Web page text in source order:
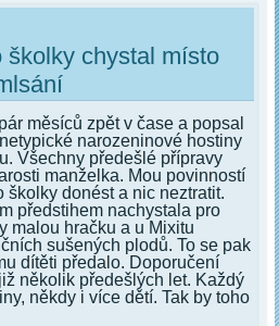
školky chystal místo
měsíců zpět v čase a popsal
narozeninové hostiny
Všechny předešlé přípravy
manželka. Mou povinností
školky donést a nic neztratit.
předstihem nachystala pro
malou hračku a u Mixitu
sušených plodů. To se pak
dítěti předalo. Doporučení
několik předešlých let. Každý
někdy i více dětí. Tak by toho